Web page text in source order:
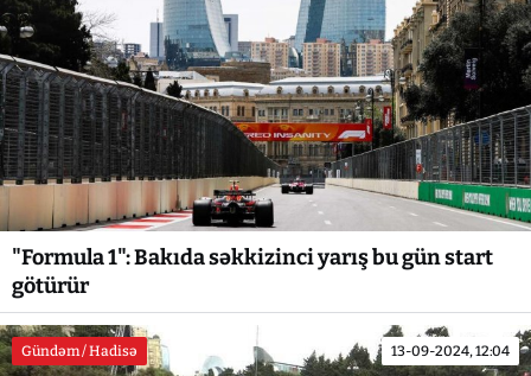
"Formula 1": Bakıda səkkizinci yarış bu gün start
götürür
Gündəm / Hadisə 13-09-2024, 12:04